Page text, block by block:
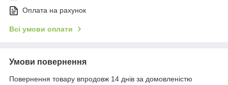
Оплата на рахунок
Всі умови оплати
Умови повернення
Повернення товару впродовж 14 днів за домовленістю